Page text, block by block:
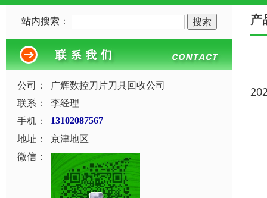
站内搜索：
公司：
广辉数控刀片刀具回收公司
联系：
李经理
手机：
13102087567
地址：
京津地区
微信：
产